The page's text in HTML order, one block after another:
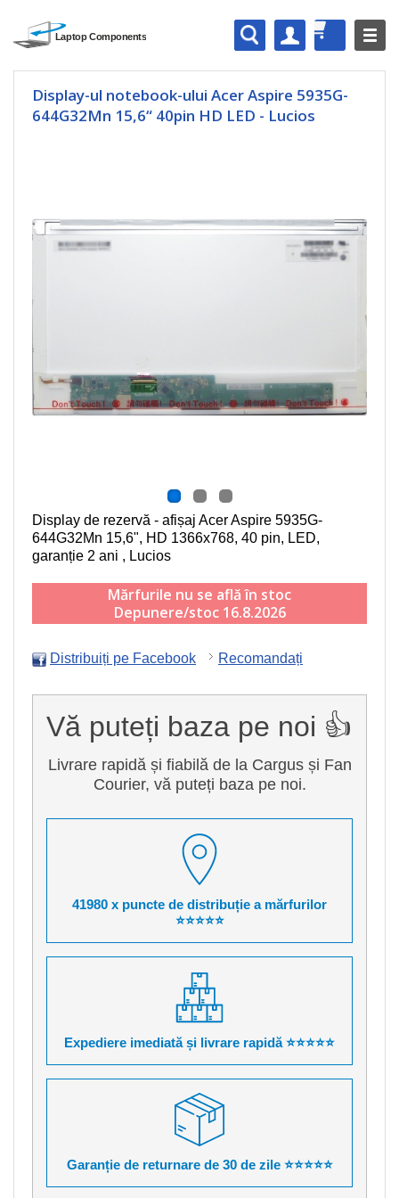
Display-ul notebook-ului Acer Aspire 5935G-
644G32Mn 15,6“ 40pin HD LED - Lucios
Display de rezervă - afișaj Acer Aspire 5935G-
644G32Mn 15,6", HD 1366x768, 40 pin, LED,
garanție 2 ani , Lucios
Mărfurile nu se află în stoc
Depunere/stoc 16.8.2026
Distribuiți pe Facebook Recomandați
Vă puteți baza pe noi 👍
Livrare rapidă și fiabilă de la Cargus și Fan
Courier, vă puteți baza pe noi.
41980 x puncte de distribuție a mărfurilor
⭐⭐⭐⭐⭐
Expediere imediată și livrare rapidă ⭐⭐⭐⭐⭐
Garanție de returnare de 30 de zile ⭐⭐⭐⭐⭐